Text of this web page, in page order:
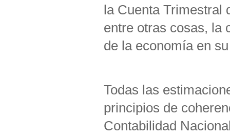
la Cuenta Trimestral
entre otras cosas, la
de la economía en
Todas las
principios de
Contabilidad